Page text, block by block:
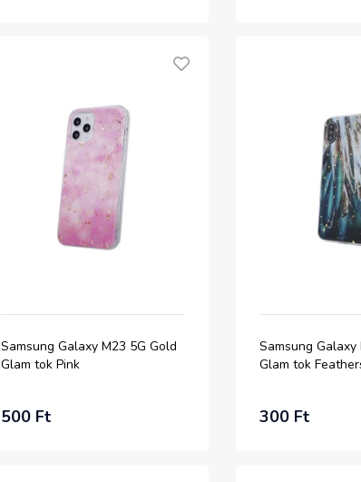
Samsung Galaxy M23 5G Gold
Glam tok Pink
500 Ft
Samsung Galaxy
Glam tok
300 Ft